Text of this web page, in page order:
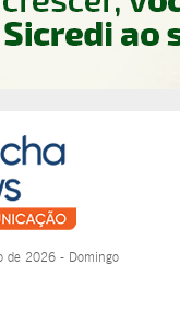
de 2026 - Domingo